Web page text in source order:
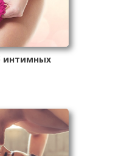
интимных